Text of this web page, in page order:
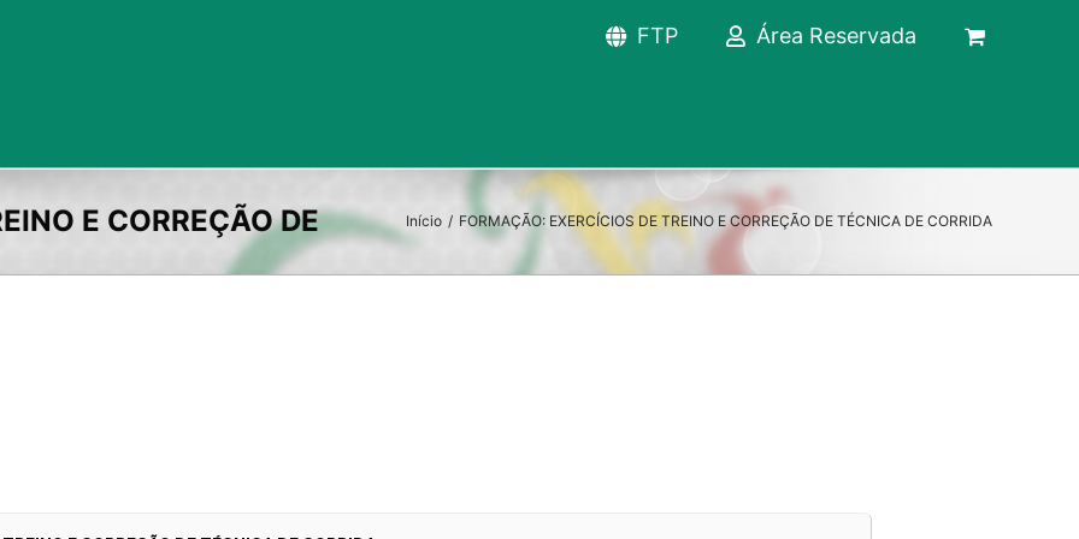
FTP Área Reservada
Início / FORMAÇÃO: EXERCÍCIOS DE TREINO E CORREÇÃO DE TÉCNICA DE CORRIDA